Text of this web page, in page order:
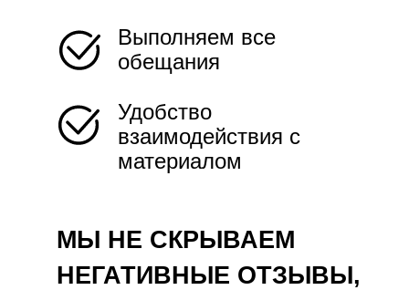
Выполняем все
обещания
Удобство
взаимодействия с
материалом
МЫ НЕ СКРЫВАЕМ
НЕГАТИВНЫЕ ОТЗЫВЫ,